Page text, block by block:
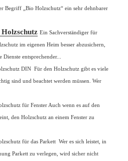
Begriff „Bio Holzschutz“ ein sehr dehnbarer
Ein Sachverständiger für
im eigenen Heim besser abzusichern,
entsprechender...
DIN Für den Holzschutz gibt es viele
sind und beachtet werden müssen. Wer
für Fenster Auch wenn es auf den
den Holzschutz an einem Fenster zu
für das Parkett Wer es sich leistet, in
Parkett zu verlegen, wird sicher nicht